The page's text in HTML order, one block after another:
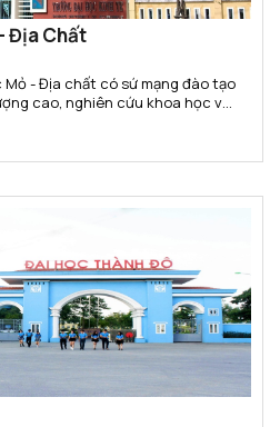
Địa Chất
Mỏ - Địa chất có sứ mạng đào tạo
cao, nghiên cứu khoa học và
ứng nhu cầu xã hội và hội nhập
học Trái đất,...